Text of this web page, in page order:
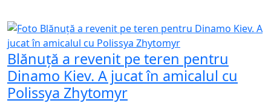
Blănuță a revenit pe teren pentru
Dinamo Kiev. A jucat în amicalul cu
Polissya Zhytomyr